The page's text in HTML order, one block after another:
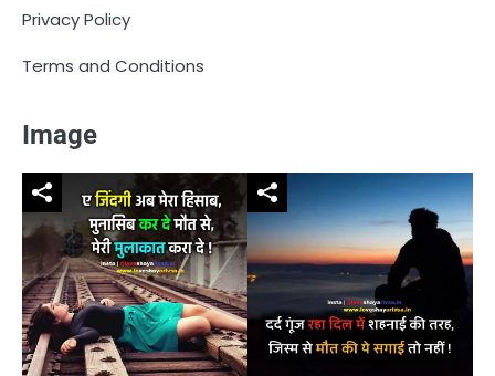
Privacy Policy
Terms and Conditions
Image